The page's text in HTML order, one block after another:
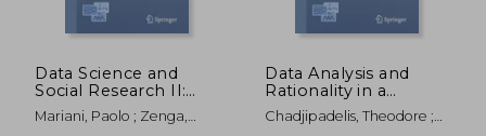
40%
dcto.
50%
dcto.
Data Science and
Social Research II:
Methods,
Technologies and
Mariani, Paolo ; Zenga,
Data Analysis and
Rationality in a
Complex World (en
Inglés)
Chadjipadelis, Theodore ;